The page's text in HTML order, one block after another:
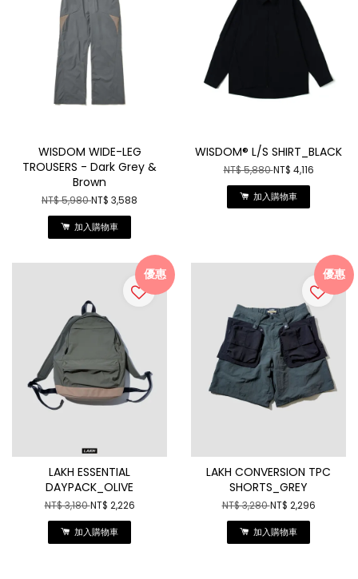
WISDOM WIDE-LEG
TROUSERS - Dark Grey &
Brown
NT$ 5,980NT$ 3,588
加入購物車
WISDOM® L/S SHIRT_BLACK
NT$ 5,880NT$ 4,116
加入購物車
優惠
LAKH ESSENTIAL
DAYPACK_OLIVE
NT$ 3,180NT$ 2,226
加入購物車
優惠
LAKH CONVERSION TPC
SHORTS_GREY
NT$ 3,280NT$ 2,296
加入購物車